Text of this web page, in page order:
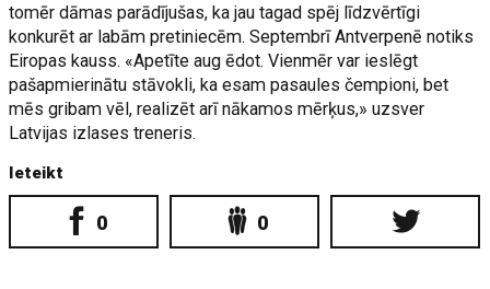
tomēr dāmas parādījušas, ka jau tagad spēj līdzvērtīgi
konkurēt ar labām pretiniecēm. Septembrī Antverpenē notiks
Eiropas kauss. «Apetīte aug ēdot. Vienmēr var ieslēgt
pašapmierinātu stāvokli, ka esam pasaules čempioni, bet
mēs gribam vēl, realizēt arī nākamos mērķus,» uzsver
Latvijas izlases treneris.
Ieteikt
0 0